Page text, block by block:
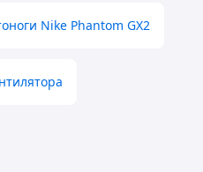
Nike Phantom GX2